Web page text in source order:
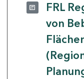
FRL
von